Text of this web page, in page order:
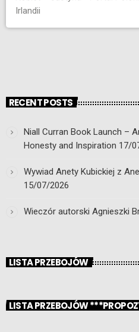
Irlandii
RECENT POSTS
Niall Curran Book Launch –
Honesty and Inspiration 17/
Wywiad Anety Kubickiej z
15/07/2026
Wieczór autorski Agnieszki
LISTA PRZEBOJÓW
LISTA PRZEBOJÓW